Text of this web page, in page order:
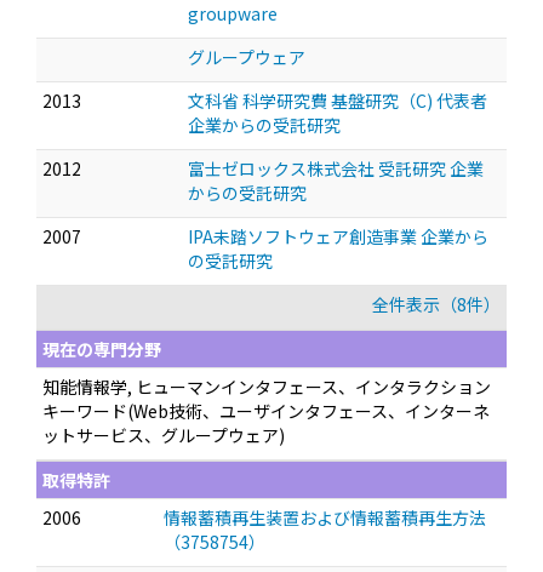
groupware
グループウェア
2013
文科省 科学研究費 基盤研究（C) 代表者
企業からの受託研究
2012
富士ゼロックス株式会社 受託研究 企業
からの受託研究
2007
IPA未踏ソフトウェア創造事業 企業から
の受託研究
全件表示（8件）
現在の専門分野
知能情報学, ヒューマンインタフェース、インタラクション
キーワード(Web技術、ユーザインタフェース、インターネ
ットサービス、グループウェア)
取得特許
2006
情報蓄積再生装置および情報蓄積再生方法
（3758754）